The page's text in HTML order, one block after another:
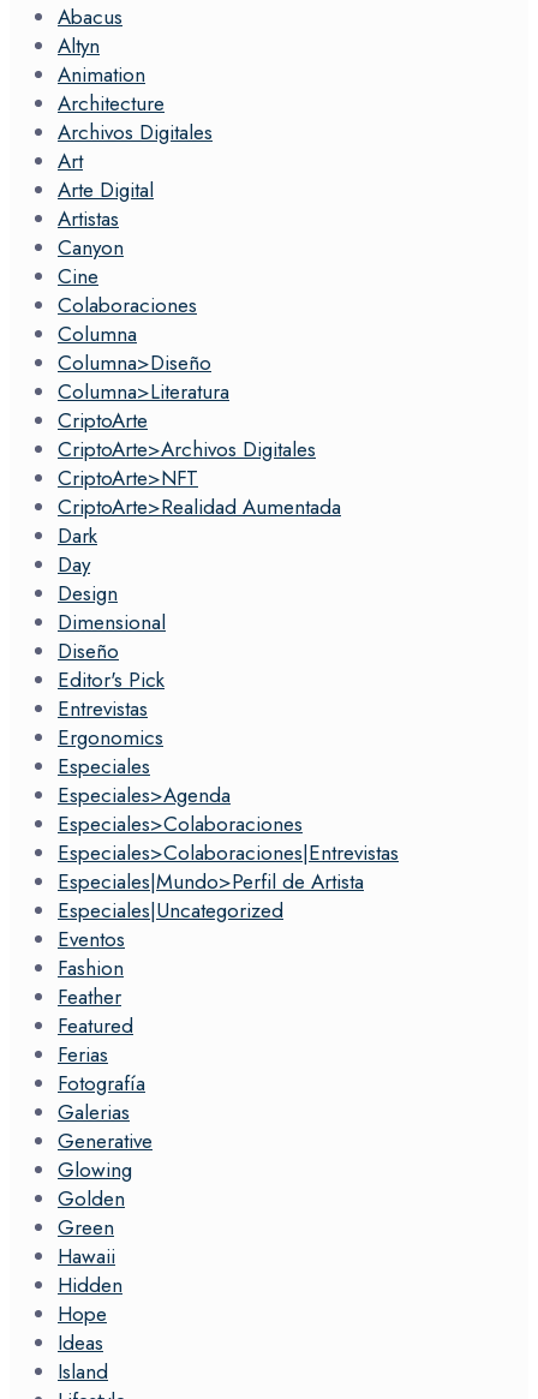
Abacus
Altyn
Animation
Architecture
Archivos Digitales
Art
Arte Digital
Artistas
Canyon
Cine
Colaboraciones
Columna
Columna>Diseño
Columna>Literatura
CriptoArte
CriptoArte>Archivos Digitales
CriptoArte>NFT
CriptoArte>Realidad Aumentada
Dark
Day
Design
Dimensional
Diseño
Editor's Pick
Entrevistas
Ergonomics
Especiales
Especiales>Agenda
Especiales>Colaboraciones
Especiales>Colaboraciones|Entrevistas
Especiales|Mundo>Perfil de Artista
Especiales|Uncategorized
Eventos
Fashion
Feather
Featured
Ferias
Fotografía
Galerias
Generative
Glowing
Golden
Green
Hawaii
Hidden
Hope
Ideas
Island